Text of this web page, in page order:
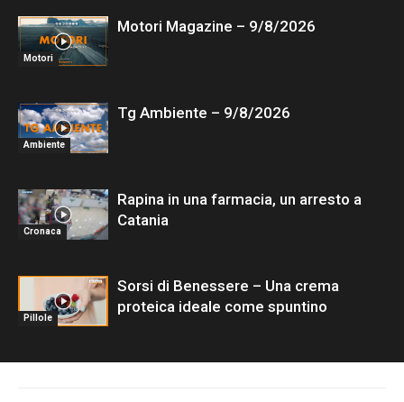
Motori
Motori Magazine – 9/8/2026
Ambiente
Tg Ambiente – 9/8/2026
Cronaca
Rapina in una farmacia, un arresto a
Catania
Pillole
Sorsi di Benessere – Una crema
proteica ideale come spuntino